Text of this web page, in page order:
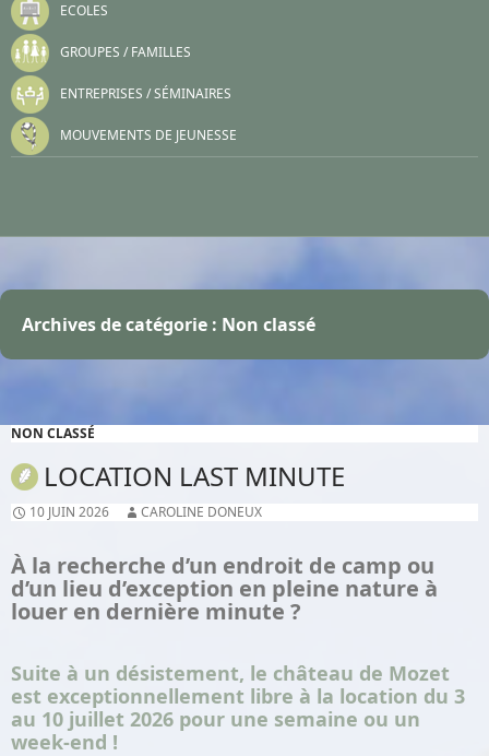
ECOLES
GROUPES / FAMILLES
ENTREPRISES / SÉMINAIRES
MOUVEMENTS DE JEUNESSE
Archives de catégorie : Non classé
NON CLASSÉ
LOCATION LAST MINUTE
10 JUIN 2026 CAROLINE DONEUX
À la recherche d’un endroit de camp ou
d’un lieu d’exception en pleine nature à
louer en dernière minute ?
Suite à un désistement, le château de Mozet
est exceptionnellement libre à la location du 3
au 10 juillet 2026 pour une semaine ou un
week-end !